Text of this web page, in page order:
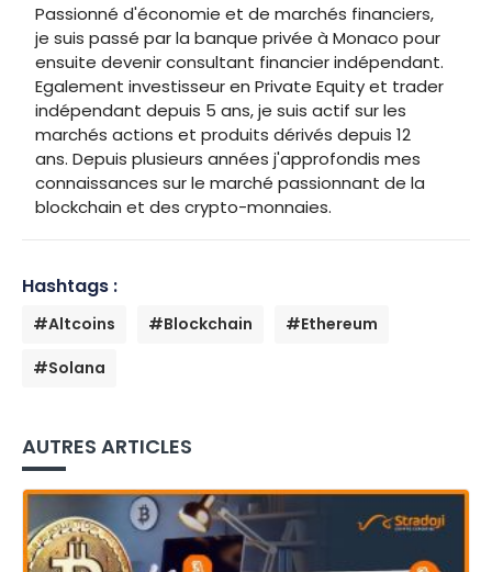
Passionné d'économie et de marchés financiers,
je suis passé par la banque privée à Monaco pour
ensuite devenir consultant financier indépendant.
Egalement investisseur en Private Equity et trader
indépendant depuis 5 ans, je suis actif sur les
marchés actions et produits dérivés depuis 12
ans. Depuis plusieurs années j'approfondis mes
connaissances sur le marché passionnant de la
blockchain et des crypto-monnaies.
Hashtags :
#Altcoins #Blockchain
#Ethereum
#Solana
AUTRES ARTICLES